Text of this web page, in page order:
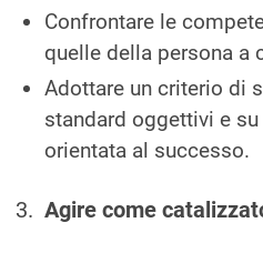
Confrontare le
quelle della persona a
Adottare un criterio di
standard oggettivi e
orientata al successo.
Agire come